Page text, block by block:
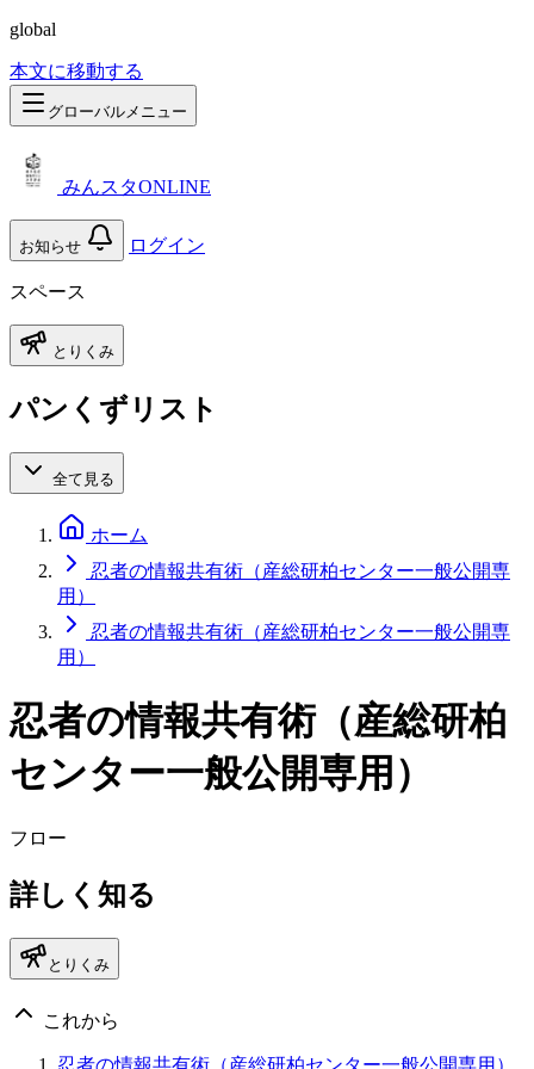
global
本文に移動する
グローバルメニュー
みんスタONLINE
お知らせ ログイン
スペース
とりくみ
パンくずリスト
全て見る
ホーム
忍者の情報共有術（産総研柏センター一般公開専
用）
忍者の情報共有術（産総研柏センター一般公開専
用）
忍者の情報共有術（産総研柏
センター一般公開専用）
フロー
詳しく知る
とりくみ
これから
忍者の情報共有術（産総研柏センター一般公開専用）